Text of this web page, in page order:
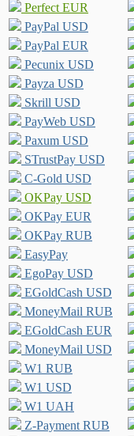
Perfect EUR
PayPal USD
PayPal EUR
Pecunix USD
Payza USD
Skrill USD
PayWeb USD
Paxum USD
STrustPay USD
C-Gold USD
OKPay USD
OKPay EUR
OKPay RUB
EasyPay
EgoPay USD
EGoldCash USD
MoneyMail RUB
EGoldCash EUR
MoneyMail USD
W1 RUB
W1 USD
W1 UAH
Z-Payment RUB